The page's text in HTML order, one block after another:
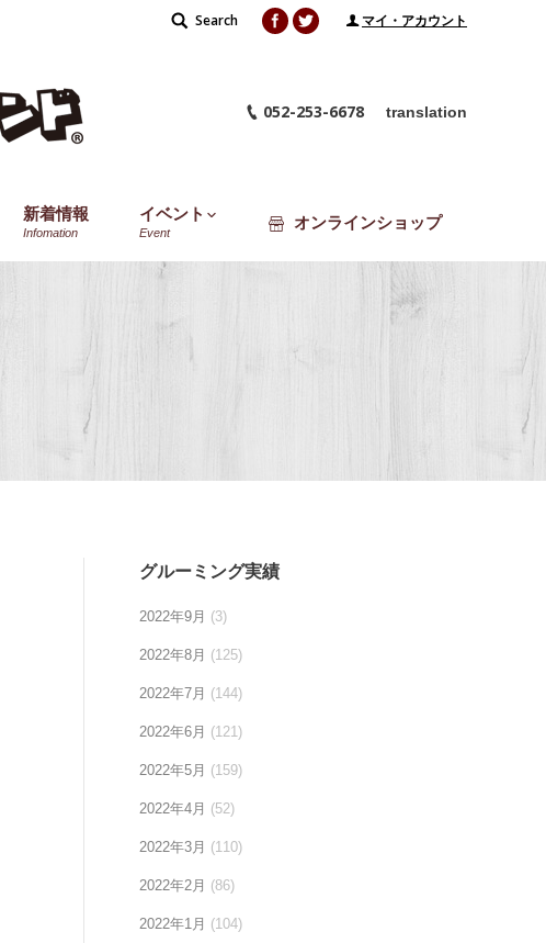
Search:
Search Facebook
Twitter マイ・アカウント
052-253-6678 translation
新着情報
Infomation
イベント
Event
オンラインショップ
グルーミング実績
2022年9月 (3)
2022年8月 (125)
2022年7月 (144)
2022年6月 (121)
2022年5月 (159)
2022年4月 (52)
2022年3月 (110)
2022年2月 (86)
2022年1月 (104)